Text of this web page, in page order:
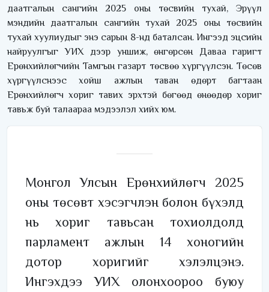
даатгалын сангийн 2025 оны төсвийн тухай, Эрүүл
мэндийн даатгалын сангийн тухай 2025 оны төсвийн
тухай хуулиудыг энэ сарын 8-нд баталсан. Ингээд эцсийн
найруулгыг УИХ дээр уншиж, өнгөрсөн Даваа гаригт
Ерөнхийлөгчийн Тамгын газарт төсвөө хүргүүлсэн. Төсөв
хүргүүлснээс хойш ажлын таван өдөрт багтаан
Ерөнхийлөгч хориг тавих эрхтэй бөгөөд өнөөдөр хориг
тавьж буй талаараа мэдээлэл хийх юм.
Монгол Улсын Ерөнхийлөгч 2025
оны төсөвт хэсэгчлэн болон бүхэлд
нь хориг тавьсан тохиолдолд
парламент ажлын 14 хоногийн
дотор хоригийг хэлэлцэнэ.
Ингэхдээ УИХ олонхоороо буюу